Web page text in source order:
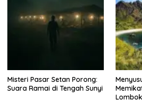
Misteri Pasar Setan Porong:
Suara Ramai di Tengah Sunyi
Lombok